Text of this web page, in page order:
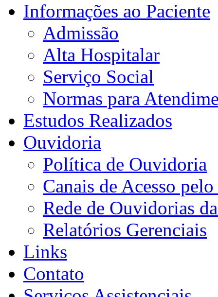
Informações ao Paciente
Admissão
Alta Hospitalar
Serviço Social
Normas para
Estudos Realizados
Ouvidoria
Política de Ouvidoria
Canais de Acesso
Rede de Ouvidorias
Relatórios Gerenciais
Links
Contato